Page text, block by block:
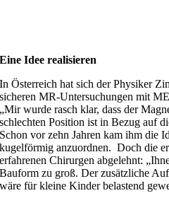
Eine Idee realisieren
In Österreich hat sich der Physiker
sicheren MR-Untersuchungen mit
„Mir wurde rasch klar, dass der
schlechten Position ist in Bezug auf
Schon vor zehn Jahren kam ihm die
kugelförmig anzuordnen. Doch die
erfahrenen Chirurgen abgelehnt:
Bauform zu groß. Der zusätzliche
wäre für kleine Kinder belastend